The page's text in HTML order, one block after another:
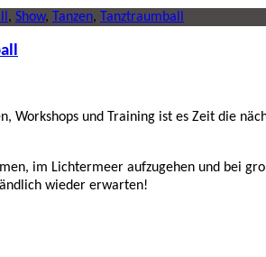
, Show, Tanzen, Tanztraumball
Workshops und Training ist es Zeit die
im Lichtermeer aufzugehen und bei
wieder erwarten!